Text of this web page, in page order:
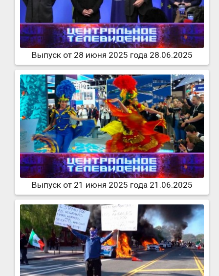
Выпуск от 28 июня 2025 года 28.06.2025
Выпуск от 21 июня 2025 года 21.06.2025